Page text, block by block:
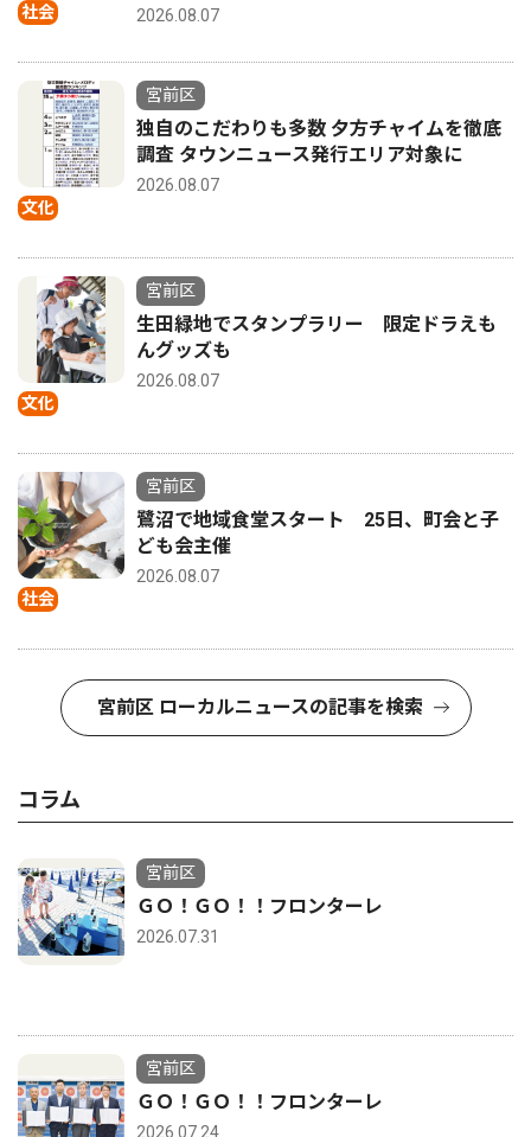
社会 2026.08.07
文化
宮前区
独自のこだわりも多数 夕方チャイムを徹底
調査 タウンニュース発行エリア対象に
2026.08.07
文化
宮前区
生田緑地でスタンプラリー 限定ドラえも
んグッズも
2026.08.07
社会
宮前区
鷺沼で地域食堂スタート 25日、町会と子
ども会主催
2026.08.07
宮前区 ローカルニュースの記事を検索
コラム
宮前区
ＧＯ！ＧＯ！！フロンターレ
2026.07.31
宮前区
ＧＯ！ＧＯ！！フロンターレ
2026.07.24